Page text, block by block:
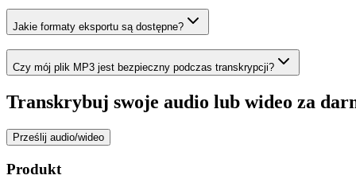
Jakie formaty eksportu są dostępne?
Czy mój plik MP3 jest bezpieczny podczas transkrypcji?
Transkrybuj swoje audio lub wideo za
Prześlij audio/wideo
Produkt